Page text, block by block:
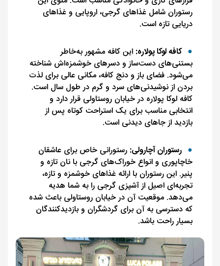
رستوران شامل غذاهای گرجی، اروپایی و غذاهای
دریایی تازه است.
کافه لوکا پولاره: این کافه مشهور به‌خاطر
بستنی‌های دست‌ساز و دسرهای خوشمزه‌اش شناخته
می‌شود. فضای باز و دنج کافه، مکانی عالی برای لذت
بردن از نوشیدنی‌های سرد و گرم در طول سال است.
کافه لوکا پولاره در خیابان روستاولی قرار دارد و
انتخابی مناسب برای یک استراحت کوتاه پس از
بازدید از جاهای دیدنی است.
رستوران آچارولی: رستورانی خاص برای عاشقان
خاچاپوری و انواع خوراک‌های گرجی با نان تازه و
پنیر. این رستوران با ارائه غذاهای خوشمزه و تازه،
تجربه‌ای اصیل از آشپزی گرجی را به شما هدیه
می‌دهد. موقعیت آن در خیابان روستاولی باعث شده
که دسترسی به آن برای گردشگران و بازدیدکنندگان
بسیار راحت باشد.